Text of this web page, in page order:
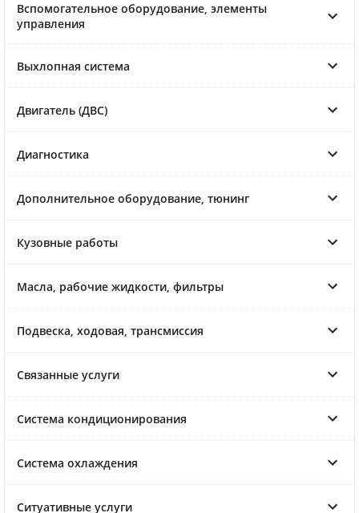
Вспомогательное оборудование, элементы
управления
Выхлопная система
Двигатель (ДВС)
Диагностика
Дополнительное оборудование, тюнинг
Кузовные работы
Масла, рабочие жидкости, фильтры
Подвеска, ходовая, трансмиссия
Связанные услуги
Система кондиционирования
Система охлаждения
Ситуативные услуги